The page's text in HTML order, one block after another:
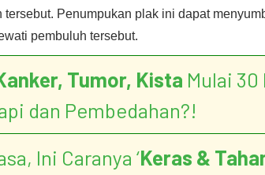
tersebut. Penumpukan plak ini dapat
pembuluh tersebut.
Tumor, Kista Mulai 30
dan Pembedahan?!
Ini Caranya ‘Keras &